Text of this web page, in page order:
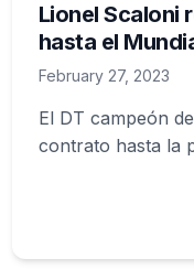
Lionel Scaloni
hasta el
February 27, 2023
El DT campeón
contrato hasta la